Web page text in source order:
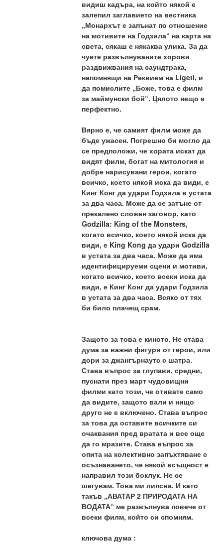
видиш кадъра, на който някой е
залепил заглавието на вестника
„Монархът е запънат по отношение
на мотивите на Годзила“ на карта на
света, сякаш е някаква улика. За да
чуете развълнуваните хорови
раздвижвания на саундтрака,
напомнящи на Реквием на Ligeti, и
да помислите „Боже, това е филм
за маймунски бой“. Цялото нещо е
перфектно.
Вярно е, че самият филм може да
бъде ужасен. Погрешно би могло да
се предположи, че хората искат да
видят филм, богат на митология и
добре нарисувани герои, когато
всичко, което някой иска да види, е
Кинг Конг да удари Годзила в устата
за два часа. Може да се затъне от
прекалено сложен заговор, като
Godzilla: King of the Monsters,
когато всичко, което някой иска да
види, е King Kong да удари Godzilla
в устата за два часа. Може да има
идентифицируеми сцени и мотиви,
когато всичко, което всеки иска да
види, е Кинг Конг да удари Годзила
в устата за два часа. Всяко от тях
би било плачещ срам.
Защото за това е киното. Не става
дума за важни фигури от герои, или
дори за джангърнаутс с шатра.
Става въпрос за глупави, средни,
пуснати през март чудовищни ​​
филми като този, че отивате само
да видите, защото вали и нищо
друго не е включено. Става въпрос
за това да оставите всичките си
очаквания пред вратата и все още
да го мразите. Става въпрос за
опита на колективно запъхтяване с
осъзнаването, че някой всъщност е
направил този боклук. Не се
шегувам. Това ми липсва. И като
такъв „АВАТАР 2 ПРИРОДАТА НА
ВОДАТА“ ме развълнува повече от
всеки филм, който си спомням.
ключова дума :